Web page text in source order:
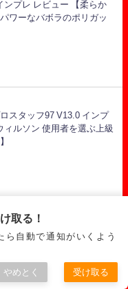
ンプレ レビュー 【柔らか
ワーなバボラのポリガッ
スタッフ97 V13.0 インプ
ィルソン 使用者を選ぶ上級
ンプレ レビュー【柔らか
ピンもかかる素晴らしい
取る！
ら自動で通知がいくよう
やめとく 受け取る